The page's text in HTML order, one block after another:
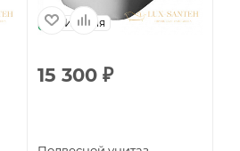
Италия
15 300 ₽